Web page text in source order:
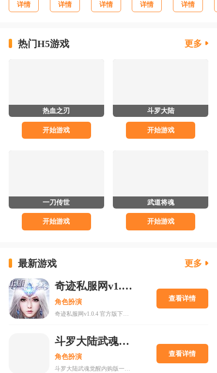
详情 详情 详情 详情 详情
热门H5游戏 更多
热血之刃
开始游戏
斗罗大陆
开始游戏
一刀传世
开始游戏
武道将魂
开始游戏
最新游戏 更多
奇迹私服网v1.0.4 官方版下载
角色扮演
奇迹私服网v1.0.4 官方版下载是一款经典魔幻系列RPG大型多人在线动作手游，MU世界观强势来袭重现纷争四起的奇迹大陆，五大王国作为勇者诞生的背景屹立在不同的区域。多种族设定让职业选择更加丰富，各有千秋的天赋能力会在战斗中大放异彩，无论是狩猎邪恶势力又或者是征讨对手都有着举足轻重的作用，马上加入一展雄心壮志。
查看详情
斗罗大陆武魂觉醒内购版
角色扮演
斗罗大陆武魂觉醒内购版一款最新公测的玄幻修仙手游，经典IP改编，游戏高度还原人物剧情，上线就送礼包，魂器魂环应有尽有，等级越高福利越多，收集角色搭配阵容，自动匹配真人玩家。18183手游网为您提供斗罗大陆武魂觉醒内购版下载。
查看详情